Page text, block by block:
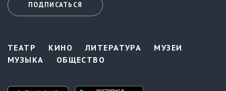
ПОДПИСАТЬСЯ
ТЕАТР КИНО ЛИТЕРАТУРА
МУЗЕИ
МУЗЫКА
ОБЩЕСТВО